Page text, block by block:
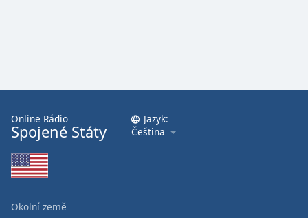
Online Rádio
Spojené Státy
Jazyk:
Čeština
Okolní země